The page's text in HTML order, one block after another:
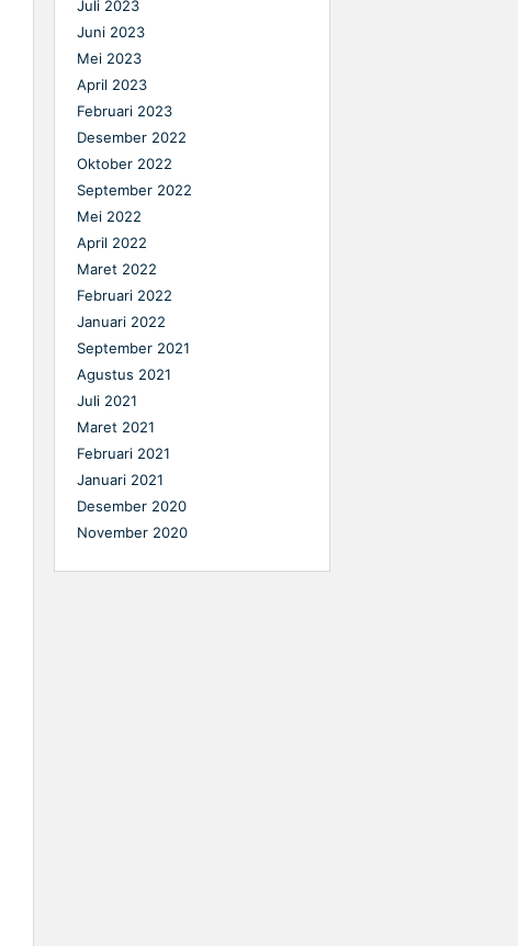
Juli 2023
Juni 2023
Mei 2023
April 2023
Februari 2023
Desember 2022
Oktober 2022
September 2022
Mei 2022
April 2022
Maret 2022
Februari 2022
Januari 2022
September 2021
Agustus 2021
Juli 2021
Maret 2021
Februari 2021
Januari 2021
Desember 2020
November 2020